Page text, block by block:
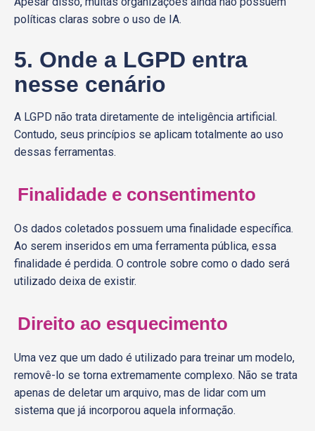
políticas claras sobre o uso de IA.
5. Onde a LGPD entra
nesse cenário
A LGPD não trata diretamente de inteligência artificial.
Contudo, seus princípios se aplicam totalmente ao uso
dessas ferramentas.
Finalidade e consentimento
Os dados coletados possuem uma finalidade específica.
Ao serem inseridos em uma ferramenta pública, essa
finalidade é perdida. O controle sobre como o dado será
utilizado deixa de existir.
Direito ao esquecimento
Uma vez que um dado é utilizado para treinar um modelo,
removê-lo se torna extremamente complexo. Não se trata
apenas de deletar um arquivo, mas de lidar com um
sistema que já incorporou aquela informação.